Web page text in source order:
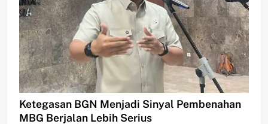
Ketegasan BGN Menjadi Sinyal Pembenahan
MBG Berjalan Lebih Serius